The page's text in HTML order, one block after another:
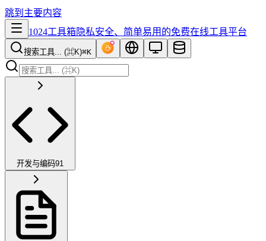
跳到主要内容
1024工具箱隐私安全、简单易用的免费在线工具平台
搜索工具... (⌘K)⌘K
开发与编码91